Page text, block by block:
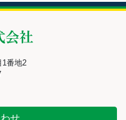
1番地2
せ